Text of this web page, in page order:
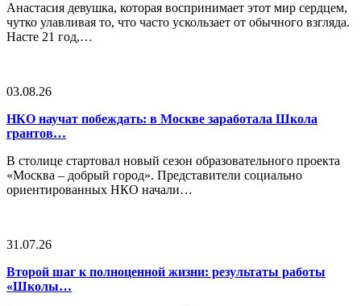
Анастасия девушка, которая воспринимает этот мир сердцем,
чутко улавливая то, что часто ускользает от обычного взгляда.
Насте 21 год,…
03.08.26
НКО научат побеждать: в Москве заработала Школа
грантов…
В столице стартовал новый сезон образовательного проекта
«Москва – добрый город». Представители социально
ориентированных НКО начали…
31.07.26
Второй шаг к полноценной жизни: результаты работы
«Школы…